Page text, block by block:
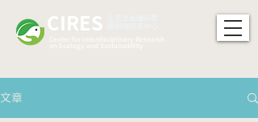
CIRES
文章